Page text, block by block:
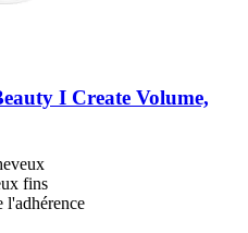
I Create Volume,
fins
l'adhérence